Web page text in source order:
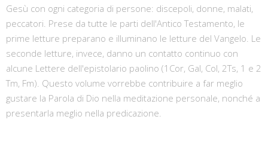
Gesù con ogni categoria di persone: discepoli, donne, malati,
peccatori. Prese da tutte le parti dell'Antico Testamento, le
prime letture preparano e illuminano le letture del Vangelo. Le
seconde letture, invece, danno un contatto continuo con
alcune Lettere dell'epistolario paolino (1Cor, Gal, Col, 2Ts, 1 e 2
Tm, Fm). Questo volume vorrebbe contribuire a far meglio
gustare la Parola di Dio nella meditazione personale, nonché a
presentarla meglio nella predicazione.